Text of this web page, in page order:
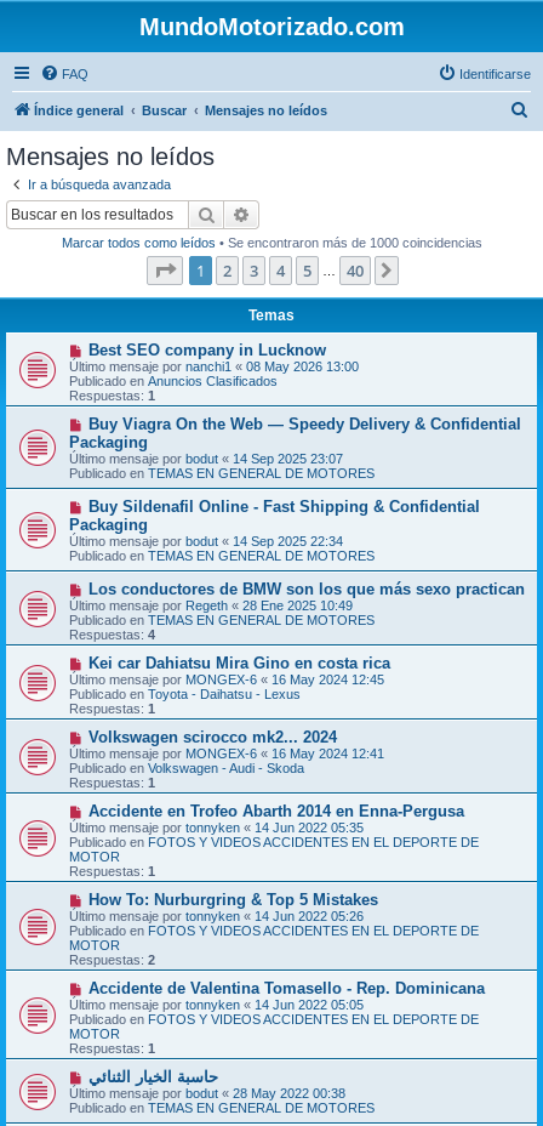
MundoMotorizado.com
FAQ Identificarse
Índice general Buscar Mensajes no leídos
Mensajes no leídos
Ir a búsqueda avanzada
Buscar
Marcar todos como leídos • Se encontraron más de 1000 coincidencias
Página de 40
1 2 3 4 5 40
Temas
N
u
e
v
o
m
e
n
s
a
j
Best SEO company in Lucknow
Último mensaje por nanchi1 « 08 May 2026 13:00
Publicado en Anuncios Clasificados
Respuestas: 1
N
e
v
o
m
n
s
a
e
Buy Viagra On the Web — Speedy Delivery & Confidential
Packaging
Último mensaje por bodut « 14 Sep 2025 23:07
Publicado en TEMAS EN GENERAL DE MOTORES
N
e
v
o
m
n
s
a
j
Buy Sildenafil Online - Fast Shipping & Confidential
Packaging
Último mensaje por bodut « 14 Sep 2025 22:34
Publicado en TEMAS EN GENERAL DE MOTORES
N
u
e
v
o
m
e
n
s
a
e
Los conductores de BMW son los que más sexo practican
Último mensaje por Regeth « 28 Ene 2025 10:49
Publicado en TEMAS EN GENERAL DE MOTORES
Respuestas: 4
N
u
e
v
o
m
e
n
s
a
e
Kei car Dahiatsu Mira Gino en costa rica
Último mensaje por MONGEX-6 « 16 May 2024 12:45
Publicado en Toyota - Daihatsu - Lexus
Respuestas: 1
N
u
e
v
o
m
e
n
s
a
j
e
Volkswagen scirocco mk2... 2024
Último mensaje por MONGEX-6 « 16 May 2024 12:41
Publicado en Volkswagen - Audi - Skoda
Respuestas: 1
N
u
e
v
o
m
e
n
s
a
j
e
Accidente en Trofeo Abarth 2014 en Enna-Pergusa
Último mensaje por tonnyken « 14 Jun 2022 05:35
Publicado en FOTOS Y VIDEOS ACCIDENTES EN EL DEPORTE DE
MOTOR
Respuestas: 1
N
u
e
v
o
m
n
s
a
j
e
How To: Nurburgring & Top 5 Mistakes
Último mensaje por tonnyken « 14 Jun 2022 05:26
Publicado en FOTOS Y VIDEOS ACCIDENTES EN EL DEPORTE DE
MOTOR
Respuestas: 2
N
u
e
v
o
m
n
s
a
Accidente de Valentina Tomasello - Rep. Dominicana
Último mensaje por tonnyken « 14 Jun 2022 05:05
Publicado en FOTOS Y VIDEOS ACCIDENTES EN EL DEPORTE DE
MOTOR
Respuestas: 1
u
e
v
حاسبة الخيار الثنائي
Último mensaje por bodut « 28 May 2022 00:38
Publicado en TEMAS EN GENERAL DE MOTORES